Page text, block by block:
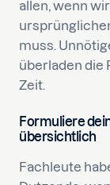
allen, wenn
muss.
überladen die
Zeit.
Formuliere
übersichtlich
Fachleute